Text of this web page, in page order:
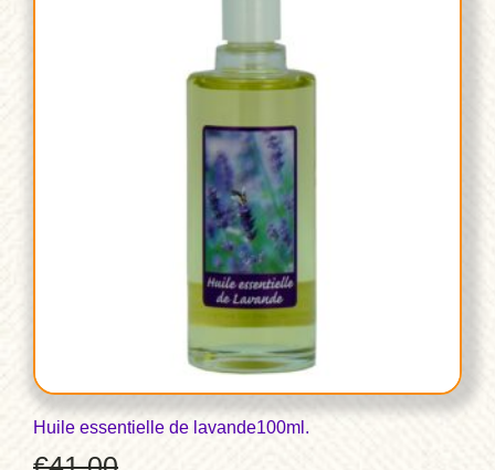
Huile essentielle de lavande100ml.